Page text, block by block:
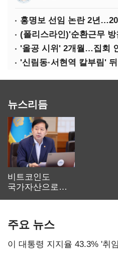
뉴스리듬
비트코인도
국가자산으로…'
주요 뉴스
이 대통령 지지율 43.3% '취